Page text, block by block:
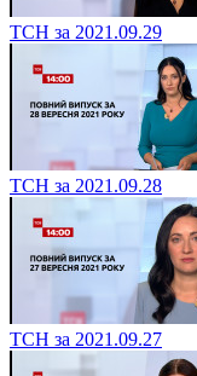
ТСН за 2021.09.29
ТСН за 2021.09.28
ТСН за 2021.09.27